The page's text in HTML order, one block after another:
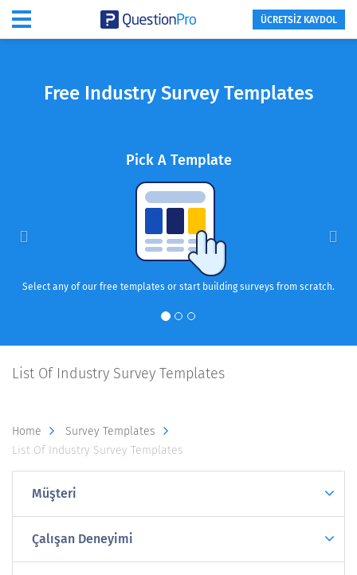
ÜCRETSİZ KAYDOL
Free Industry Survey Templates
Pick A Template
Select any of our free templates or start building surveys from scratch.
List Of Industry Survey Templates
Home
Survey Templates
List Of Industry Survey Templates
Müşteri
Çalışan Deneyimi